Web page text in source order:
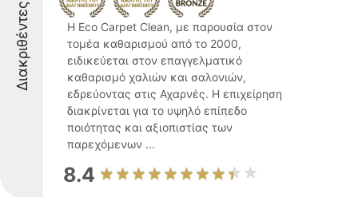
Διακριθέντες
Η Eco Carpet Clean, με παρουσία στον
τομέα καθαρισμού από το 2000,
ειδικεύεται στον επαγγελματικό
καθαρισμό χαλιών και σαλονιών,
εδρεύοντας στις Αχαρνές. Η επιχείρηση
διακρίνεται για το υψηλό επίπεδο
ποιότητας και αξιοπιστίας των
παρεχόμενων ...
8.4